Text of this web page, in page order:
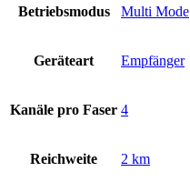
Betriebsmodus Multi Mode
Geräteart Empfänger
Kanäle pro Faser 4
Reichweite 2 km